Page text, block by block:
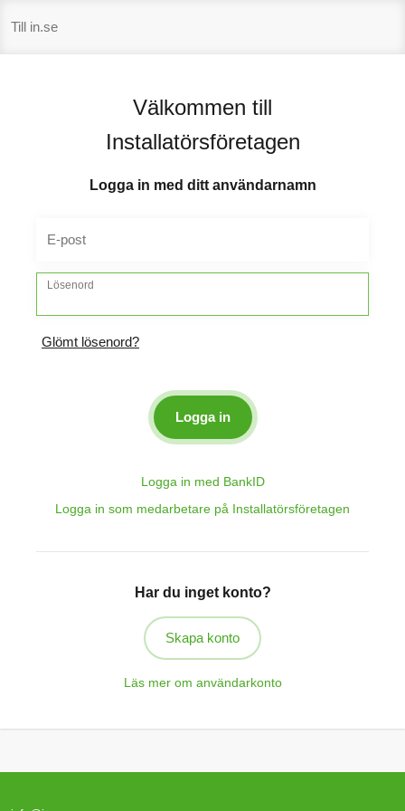
innehåll
Till in.se
Välkommen till
Installatörsföretagen
Logga in med ditt användarnamn
E-post
Lösenord
Glömt lösenord?
Logga in med BankID
Logga in som medarbetare på Installatörsföretagen
Har du inget konto?
Skapa konto
Läs mer om användarkonto